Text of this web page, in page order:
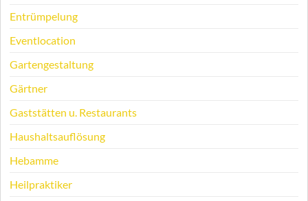
Entrümpelung
Eventlocation
Gartengestaltung
Gärtner
Gaststätten u. Restaurants
Haushaltsauflösung
Hebamme
Heilpraktiker